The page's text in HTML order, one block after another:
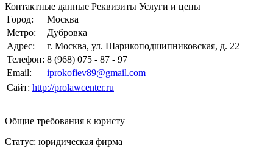
Контактные данные Реквизиты Услуги и цены
Город:
Москва
Метро:
Дубровка
Адрес:
г. Москва, ул. Шарикоподшипниковская, д. 22
Телефон: 8 (968) 075 - 87 - 97
Email:
iprokofiev89@gmail.com
Сайт: http://prolawcenter.ru
Общие требования к юристу
Статус: юридическая фирма